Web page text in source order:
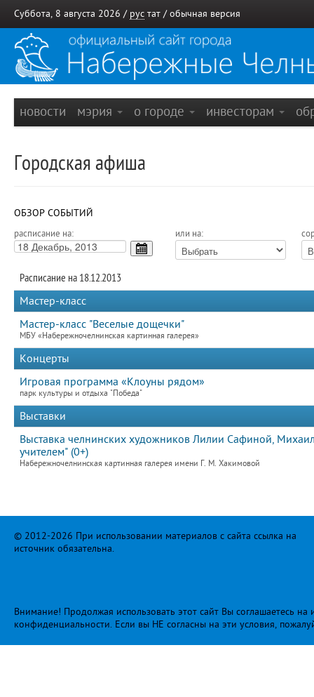
Суббота, 8 августа 2026 / рус тат / обычная версия
новости мэрия о городе инвесторам
Городская афиша
ОБЗОР СОБЫТИЙ
расписание на: или на:
Расписание на 18.12.2013
Мастер-класс
Мастер-класс "Веселые дощечки"
МБУ «Набережночелнинская картинная галерея»
Концерты
Игровая программа «Клоуны рядом»
парк культуры и отдыха "Победа"
Выставки
Выставка челнинских художников Лилии Сафиной,
учителем" (0+)
Набережночелнинская картинная галерея имени Г. М. Хакимовой
© 2012-2026 При использовании материалов с сайта ссылка на
источник обязательна.
Внимание! Продолжая использовать этот сайт Вы соглашаетесь
конфиденциальности. Если вы НЕ согласны на эти условия,